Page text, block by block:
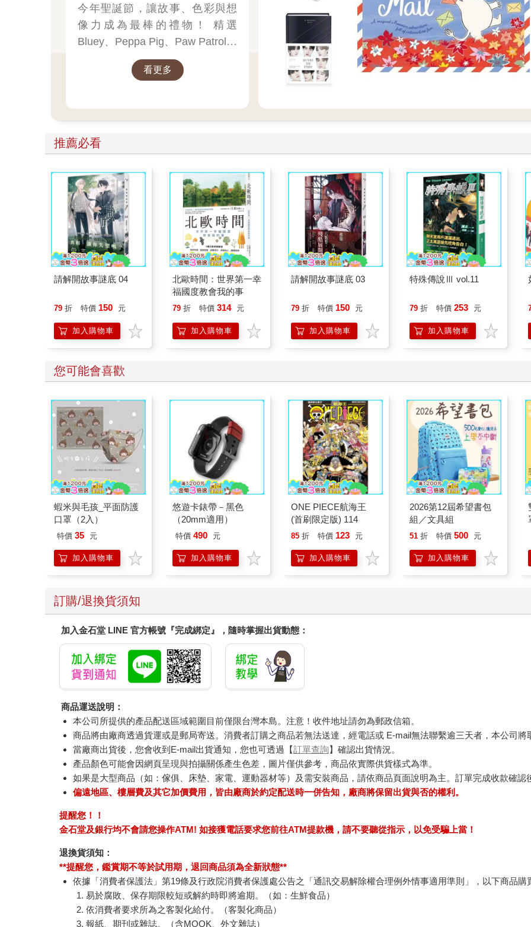
Wonderland
今年聖誕節，讓故事、色彩與想
像力成為最棒的禮物！ 精選
Bluey、Peppa Pig、Paw Patrol、
迪士尼、尋找威力等經典角色的
聖誕繪本與倒數日曆， 從閱讀、
一起倒數歡樂的 25 天。 打開每一
頁、每一扇小門，都是滿滿的驚
喜與節慶溫度， Read it, Play it,
Feel the Christmas Magic！ 即日
起~2026/1/5參展商品好康79折~~
看更多
推薦必看
請解開故事謎底 04
79 折 特價 150 元
加入購物車
北歐時間：世界第一幸
福國度教會我的事
79 折 特價 314 元
加入購物車
請解開故事謎底 03
79 折 特價 150 元
加入購物車
特殊傳說Ⅲ vol.11
79 折 特價 253 元
加入購物車
您可能會喜歡
蝦米與毛孩_平面防護
口罩（2入）
特價 35 元
加入購物車
悠遊卡錶帶－黑色
（20mm適用）
特價 490 元
加入購物車
ONE PIECE航海王
(首刷限定版) 114
85 折 特價 123 元
加入購物車
2026第12屆希望書包
組／文具組
51 折 特價 500 元
加入購物車
訂購/退換貨須知
加入金石堂 LINE 官方帳號『完成綁定』，隨時掌握出貨動態：
商品運送說明：
本公司所提供的產品配送區域範圍目前僅限台灣本島。注意！收件地址請勿為郵政信箱。
商品將由廠商透過貨運或是郵局寄送。消費者訂購之商品若無法送達，經電話或 E-mail無法聯繫逾三天者，本公司
當廠商出貨後，您會收到E-mail出貨通知，您也可透過【訂單查詢】確認出貨情況。
產品顏色可能會因網頁呈現與拍攝關係產生色差，圖片僅供參考，商品依實際供貨樣式為準。
如果是大型商品（如：傢俱、床墊、家電、運動器材等）及需安裝商品，請依商品頁面說明為主。訂單完成收款確
偏遠地區、樓層費及其它加價費用，皆由廠商於約定配送時一併告知，廠商將保留出貨與否的權利。
提醒您！！
金石堂及銀行均不會請您操作ATM! 如接獲電話要求您前往ATM提款機，請不要聽從指示，以免受騙上當！
退換貨須知：
**提醒您，鑑賞期不等於試用期，退回商品須為全新狀態**
依據「消費者保護法」第19條及行政院消費者保護處公告之「通訊交易解除權合理例外情事適用準則」，以下商品
易於腐敗、保存期限較短或解約時即將逾期。（如：生鮮食品）
依消費者要求所為之客製化給付。（客製化商品）
報紙、期刊或雜誌。（含MOOK、外文雜誌）